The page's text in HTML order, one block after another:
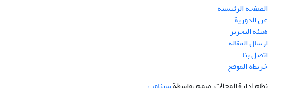
الصفحة الرئيسية
عن الدورية
هيئة التحرير
ارسال المقالة
اتصل بنا
خريطة الموقع